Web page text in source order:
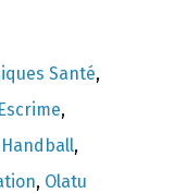
Santé,
Escrime,
Handball,
, Olatu